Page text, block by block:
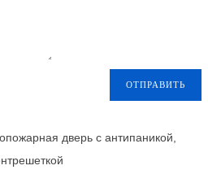
ОТПРАВИТЬ